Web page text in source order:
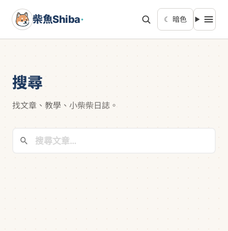
柴魚Shiba· ☾ 暗色
搜尋
找文章、教學、小柴柴日誌。